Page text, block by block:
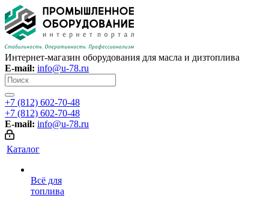
Интернет-магазин оборудования для масла и дизтоплива
E-mail: info@u-78.ru
+7 (812) 602-70-48
+7 (812) 602-70-48
E-mail: info@u-78.ru
Каталог
Всё для
топлива